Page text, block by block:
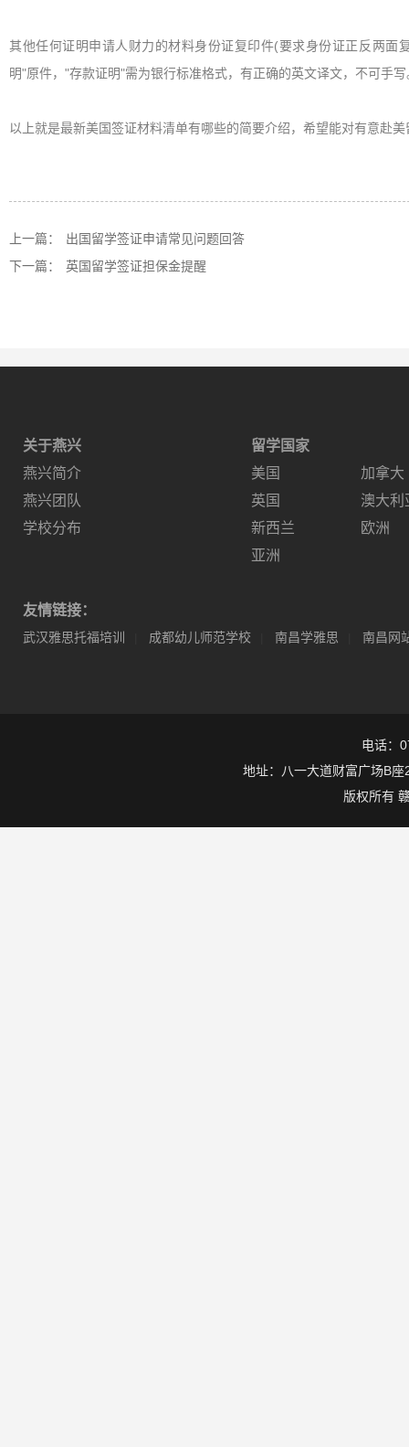
其他任何证明申请人财力的材料身份证复印件(要求身份证正反两面
明"原件，"存款证明"需为银行标准格式，有正确的英文译文，不可手写
以上就是最新美国签证材料清单有哪些的简要介绍，希望能对有意赴
上一篇：
出国留学签证申请常见问题回答
下一篇：
英国留学签证担保金提醒
关于燕兴
燕兴简介
燕兴团队
学校分布
留学国家
美国
加拿大
英国
澳大利
新西兰
欧洲
亚洲
友情链接：
武汉雅思托福培训 成都幼儿师范学校 南昌学雅思 南昌网
电话：
地址：八一大道财富广场B
版权所有